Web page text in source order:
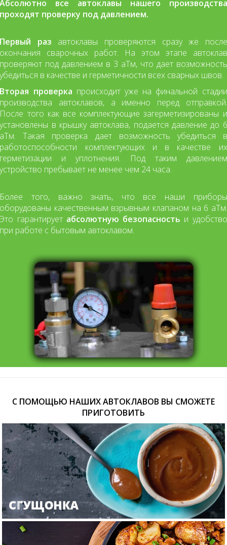
Абсолютно все автоклавы нашего производства
проходят проверку под давлением.
Первый раз автоклавы проверяются сразу же после
окончания сварочных работ. На этом этапе автоклав
проверяют под давлением в 3 аТм, что дает возможность
убедиться в качестве и герметичности всех сварных швов.
Вторая проверка происходит уже на финальной стадии
производства автоклавов, а именно перед отправкой.
После того как все комплектующие загерметизированы и
установлены в крышку автоклава, подается давление до 6
аТм. Такая проверка дает возможность убедиться в
работоспособности комплектующих и в качестве их
герметизации и уплотнения. Под таким давлением
устройство пребывает не менее чем 24 часа.
Более того, важно знать, что все наши приборы
оборудованы качественным взрывным клапаном на 6 аТм.
Это гарантирует абсолютную безопасность и удобство
при работе с бытовым автоклавом.
С ПОМОЩЬЮ НАШИХ АВТОКЛАВОВ ВЫ СМОЖЕТЕ
ПРИГОТОВИТЬ